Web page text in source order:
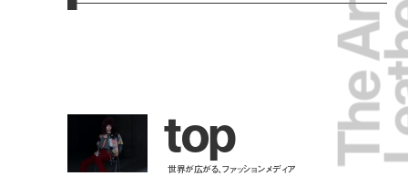
The Art of
top
世界が広がる、ファッションメディア